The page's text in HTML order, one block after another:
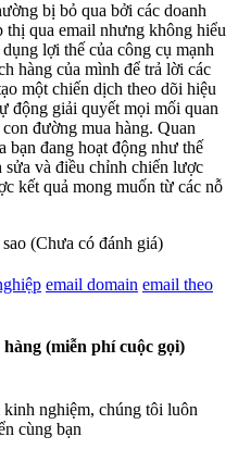
bị bỏ qua bởi các doanh
qua email nhưng không hiểu
lợi thế của công cụ mạnh
hàng của mình để trả lời các
một chiến dịch theo dõi hiệu
động giải quyết mọi mối quan
đường mua hàng. Quan
bạn đang hoạt động như thế
sửa và điều chỉnh chiến lược
kết quả mong muốn từ các nỗ
(Chưa có đánh giá)
email domain email theo
(miễn phí cuộc gọi)
nghiệm, chúng tôi luôn
cùng bạn